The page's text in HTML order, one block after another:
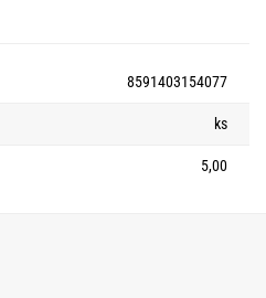
8591403154077
ks
5,00